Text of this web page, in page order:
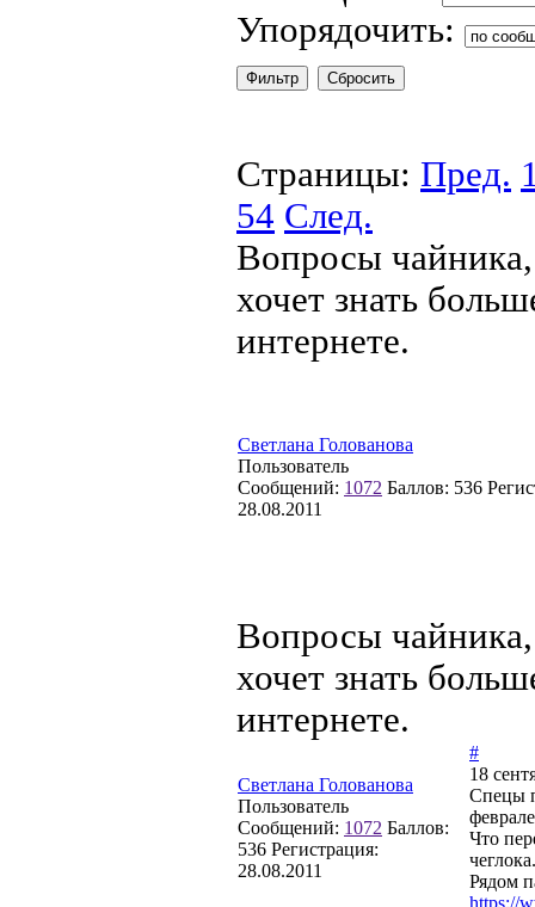
Упорядочить:
Страницы: Пред.
54 След.
Вопросы чайника,
хочет знать
интернете.
Светлана Голованова
Пользователь
Сообщений: 1072 Баллов: 536
28.08.2011
Вопросы чайника,
хочет знать
интернете.
Светлана Голованова
Пользователь
Сообщений: 1072 Баллов:
536 Регистрация:
28.08.2011
#
18
Спецы
Что
Рядом
https://